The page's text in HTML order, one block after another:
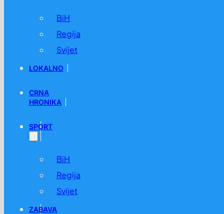
BiH
Regija
Svijet
LOKALNO
CRNA
HRONIKA
SPORT
BiH
Regija
Svijet
ZABAVA